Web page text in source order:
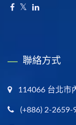
聯絡方式
114066 台北市
(+886) 2-2659-